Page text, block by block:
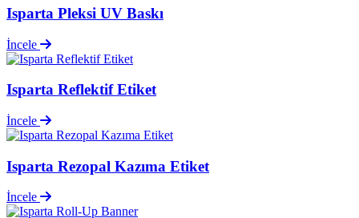
Isparta Pleksi UV Baskı
İncele
Isparta Reflektif Etiket
İncele
Isparta Rezopal Kazıma Etiket
İncele